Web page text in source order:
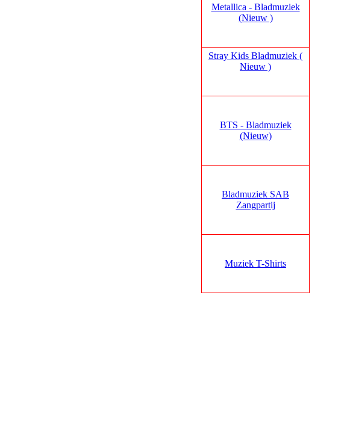
Metallica - Bladmuziek
(Nieuw )
Stray Kids Bladmuziek (
Nieuw )
BTS - Bladmuziek
(Nieuw)
Bladmuziek SAB
Zangpartij
Muziek T-Shirts